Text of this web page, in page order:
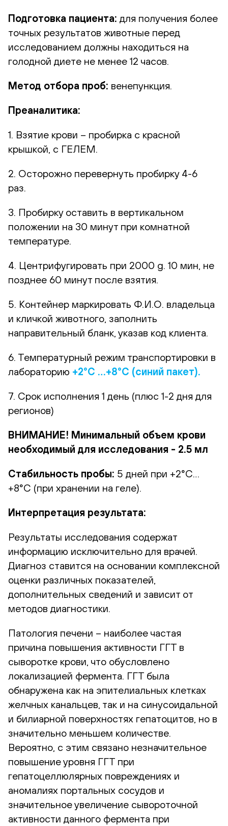
Подготовка пациента: для получения более
точных результатов животные перед
исследованием должны находиться на
голодной диете не менее 12 часов.
Метод отбора проб: венепункция.
Преаналитика:
1. Взятие крови – пробирка с красной
крышкой, с ГЕЛЕМ.
2. Осторожно перевернуть пробирку 4-6
раз.
3. Пробирку оставить в вертикальном
положении на 30 минут при комнатной
температуре.
4. Центрифугировать при 2000 g. 10 мин, не
позднее 60 минут после взятия.
5. Контейнер маркировать Ф.И.О. владельца
и кличкой животного, заполнить
направительный бланк, указав код клиента.
6. Температурный режим транспортировки в
лабораторию +2°С …+8°С (синий пакет).
7. Срок исполнения 1 день (плюс 1-2 дня для
регионов)
ВНИМАНИЕ! Минимальный объем крови
необходимый для исследования - 2.5 мл
Стабильность пробы: 5 дней при +2°С…
+8°С (при хранении на геле).
Интерпретация результата:
Результаты исследования содержат
информацию исключительно для врачей.
Диагноз ставится на основании комплексной
оценки различных показателей,
дополнительных сведений и зависит от
методов диагностики.
Патология печени – наиболее частая
причина повышения активности ГГТ в
сыворотке крови, что обусловлено
локализацией фермента. ГГТ была
обнаружена как на эпителиальных клетках
желчных канальцев, так и на синусоидальной
и билиарной поверхностях гепатоцитов, но в
значительно меньшем количестве.
Вероятно, с этим связано незначительное
повышение уровня ГГТ при
гепатоцеллюлярных повреждениях и
аномалиях портальных сосудов и
значительное увеличение сывороточной
активности данного фермента при